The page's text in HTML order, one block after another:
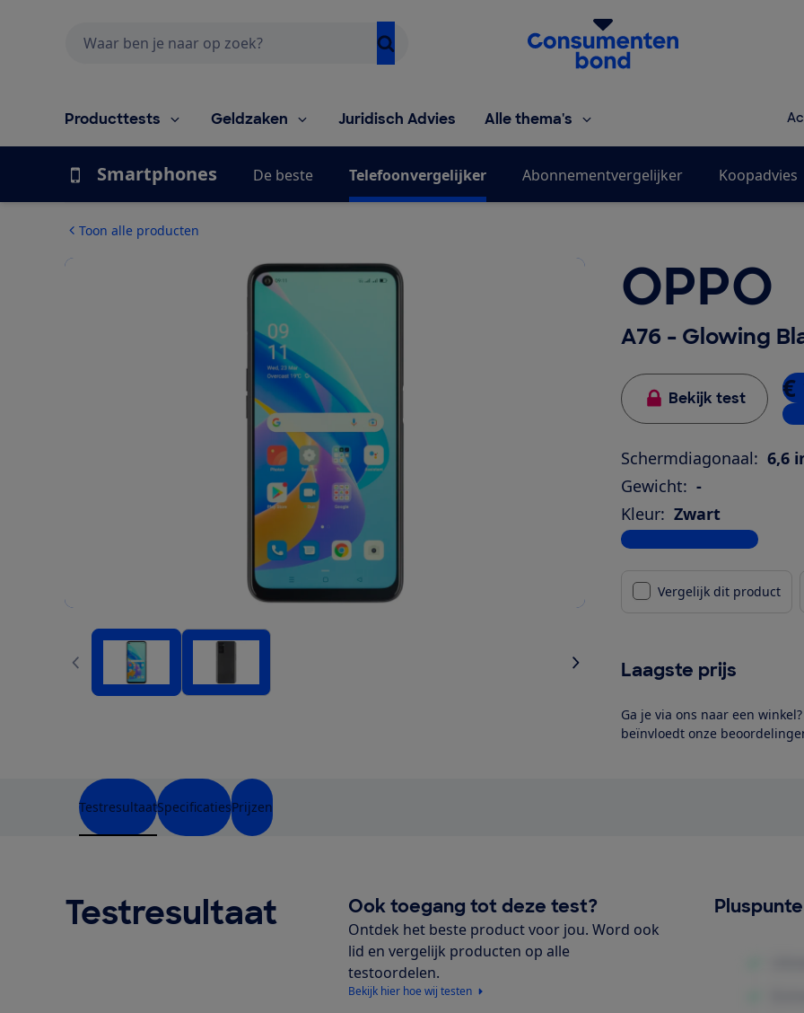
Homepage van de Consumentenbond
Producttests Geldzaken Juridisch Advies Alle thema's
Smartphones De beste Telefoonvergelijker Abonnementvergelijker Koopadvies
Toon alle producten
OPPO
A76 - Glowing
Bekijk test €
1
Schermdiagonaal: 6,6
Gewicht: -
Kleur: Zwart
Bekijk alle specificaties
Vergelijk dit product
Laagste prijs
Ga je via ons naar een
beïnvloedt onze
TestresultaatSpecificatiesPrijzen
Testresultaat Ook toegang tot deze test?
Ontdek het beste product voor jou. Word ook
lid en vergelijk producten op alle
testoordelen.
Bekijk hier hoe wij testen